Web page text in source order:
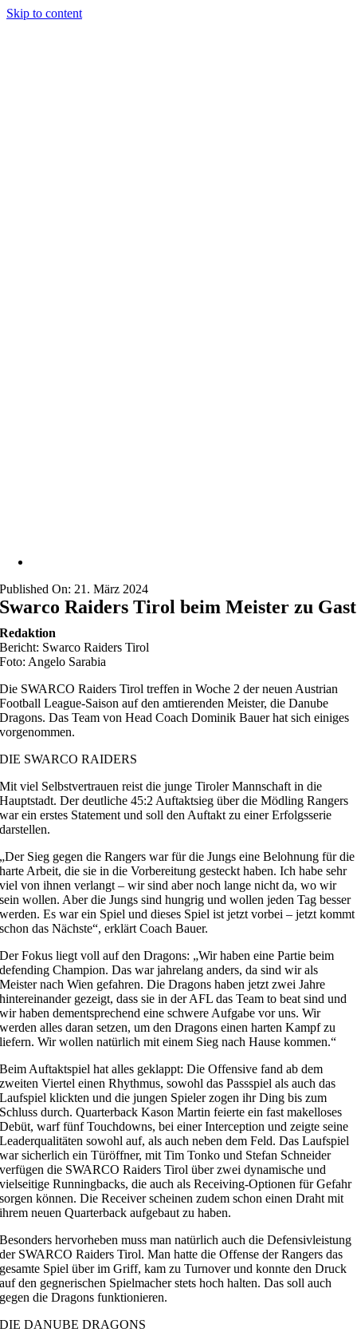
Skip to content
Published On: 21. März 2024
Swarco Raiders Tirol beim Meister zu Gast
Redaktion
Bericht: Swarco Raiders Tirol
Foto: Angelo Sarabia
Die SWARCO Raiders Tirol treffen in Woche 2 der neuen Austrian
Football League-Saison auf den amtierenden Meister, die Danube
Dragons. Das Team von Head Coach Dominik Bauer hat sich einiges
vorgenommen.
DIE SWARCO RAIDERS
Mit viel Selbstvertrauen reist die junge Tiroler Mannschaft in die
Hauptstadt. Der deutliche 45:2 Auftaktsieg über die Mödling Rangers
war ein erstes Statement und soll den Auftakt zu einer Erfolgsserie
darstellen.
„Der Sieg gegen die Rangers war für die Jungs eine Belohnung für die
harte Arbeit, die sie in die Vorbereitung gesteckt haben. Ich habe sehr
viel von ihnen verlangt – wir sind aber noch lange nicht da, wo wir
sein wollen. Aber die Jungs sind hungrig und wollen jeden Tag besser
werden. Es war ein Spiel und dieses Spiel ist jetzt vorbei – jetzt kommt
schon das Nächste“, erklärt Coach Bauer.
Der Fokus liegt voll auf den Dragons: „Wir haben eine Partie beim
defending Champion. Das war jahrelang anders, da sind wir als
Meister nach Wien gefahren. Die Dragons haben jetzt zwei Jahre
hintereinander gezeigt, dass sie in der AFL das Team to beat sind und
wir haben dementsprechend eine schwere Aufgabe vor uns. Wir
werden alles daran setzen, um den Dragons einen harten Kampf zu
liefern. Wir wollen natürlich mit einem Sieg nach Hause kommen.“
Beim Auftaktspiel hat alles geklappt: Die Offensive fand ab dem
zweiten Viertel einen Rhythmus, sowohl das Passspiel als auch das
Laufspiel klickten und die jungen Spieler zogen ihr Ding bis zum
Schluss durch. Quarterback Kason Martin feierte ein fast makelloses
Debüt, warf fünf Touchdowns, bei einer Interception und zeigte seine
Leaderqualitäten sowohl auf, als auch neben dem Feld. Das Laufspiel
war sicherlich ein Türöffner, mit Tim Tonko und Stefan Schneider
verfügen die SWARCO Raiders Tirol über zwei dynamische und
vielseitige Runningbacks, die auch als Receiving-Optionen für Gefahr
sorgen können. Die Receiver scheinen zudem schon einen Draht mit
ihrem neuen Quarterback aufgebaut zu haben.
Besonders hervorheben muss man natürlich auch die Defensivleistung
der SWARCO Raiders Tirol. Man hatte die Offense der Rangers das
gesamte Spiel über im Griff, kam zu Turnover und konnte den Druck
auf den gegnerischen Spielmacher stets hoch halten. Das soll auch
gegen die Dragons funktionieren.
DIE DANUBE DRAGONS